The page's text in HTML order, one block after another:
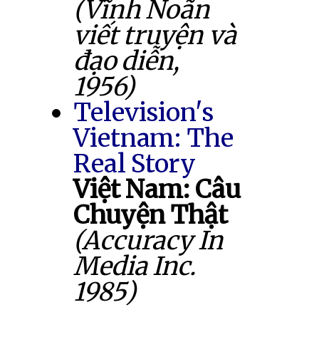
(Vĩnh Noãn
viết truyện và
đạo diễn,
1956)
Television's
Vietnam: The
Real Story
Việt Nam: Câu
Chuyện Thật
(Accuracy In
Media Inc.
1985)